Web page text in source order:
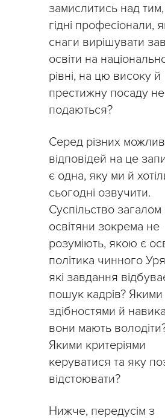
замислитись над
гідні професіонали,
снаги вирішувати
освіти на
рівні, на цю високу й
престижну посаду не
подаються?
Серед різних
відповідей на це
є одна, яку ми й
сьогодні озвучити.
Суспільство загалом
освітяни зокрема не
розуміють, якою є
політика чинного
які завдання
пошук кадрів? Якими
здібностями й
вони мають
Якими критеріями
керуватися та яку
відстоювати?
Нижче, передусім з